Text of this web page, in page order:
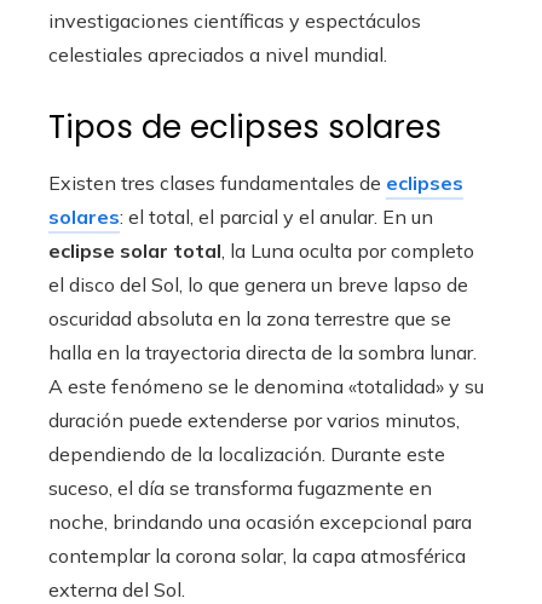
investigaciones científicas y espectáculos
celestiales apreciados a nivel mundial.
Tipos de eclipses solares
Existen tres clases fundamentales de eclipses
solares: el total, el parcial y el anular. En un
eclipse solar total, la Luna oculta por completo
el disco del Sol, lo que genera un breve lapso de
oscuridad absoluta en la zona terrestre que se
halla en la trayectoria directa de la sombra lunar.
A este fenómeno se le denomina «totalidad» y su
duración puede extenderse por varios minutos,
dependiendo de la localización. Durante este
suceso, el día se transforma fugazmente en
noche, brindando una ocasión excepcional para
contemplar la corona solar, la capa atmosférica
externa del Sol.